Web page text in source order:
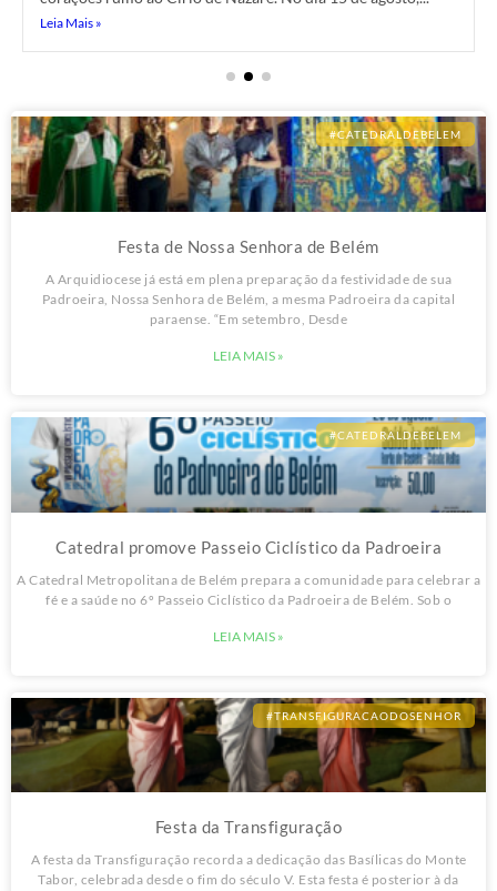
Leia Mais »
Leia Mais »
Leia Mais »
#CATEDRALDEBELEM
Festa de Nossa Senhora de Belém
A Arquidiocese já está em plena preparação da festividade de sua
Padroeira, Nossa Senhora de Belém, a mesma Padroeira da capital
paraense. “Em setembro, Desde
LEIA MAIS »
#CATEDRALDEBELEM
Catedral promove Passeio Ciclístico da Padroeira
A Catedral Metropolitana de Belém prepara a comunidade para celebrar a
fé e a saúde no 6º Passeio Ciclístico da Padroeira de Belém. Sob o
LEIA MAIS »
#TRANSFIGURACAODOSENHOR
Festa da Transfiguração
A festa da Transfiguração recorda a dedicação das Basílicas do Monte
Tabor, celebrada desde o fim do século V. Esta festa é posterior à da